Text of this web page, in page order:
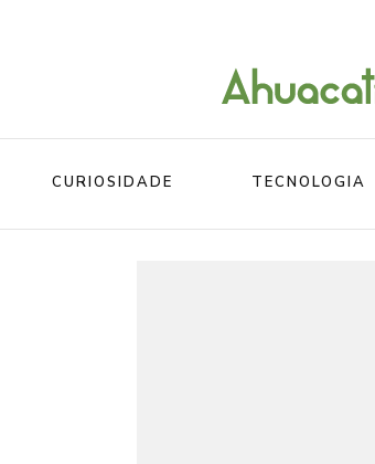
O melhor da Internet em um
CURIOSIDADE TECNOLOGIA